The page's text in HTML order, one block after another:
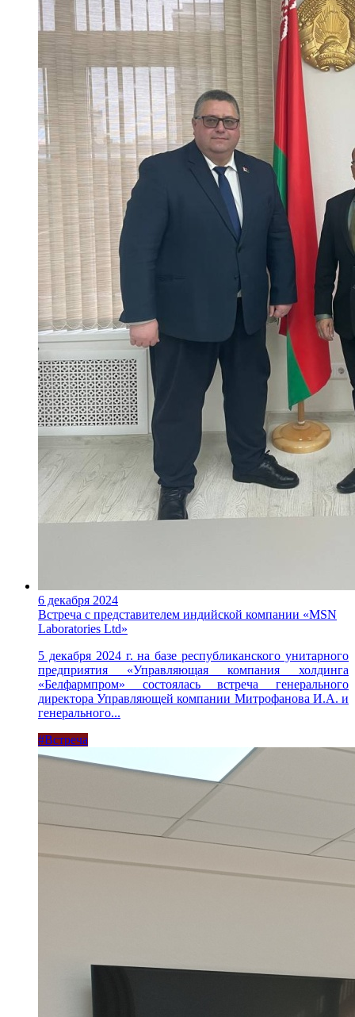
6 декабря 2024
Встреча с представителем индийской компании «MSN
Laboratories Ltd»
5 декабря 2024 г. на базе республиканского унитарного
предприятия «Управляющая компания холдинга
«Белфармпром» состоялась встреча генерального
директора Управляющей компании Митрофанова И.А. и
генерального...
#Встреча